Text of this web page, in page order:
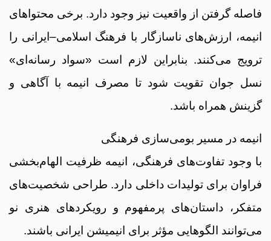
فاصله گرفتن از واقعیت نیز وجود دارد. برخی محتواهای
انیمه، ارزش‌های ناسازگار با فرهنگ اسلامی–ایرانی را
ترویج می‌کنند. بنابراین لازم است «سواد رسانه‌ای»
نسل جوان تقویت شود تا مصرف انیمه با آگاهی و
گزینش همراه باشد.
انیمه در مسیر بومی‌سازی فرهنگی
با وجود تفاوت‌های فرهنگی، انیمه ظرفیت الهام‌بخشی
فراوان برای تولیدات داخلی دارد. طراحی شخصیت‌های
متفکر، داستان‌های پرمفهوم و رویکردهای هنری نو
می‌توانند الگوهایی مؤثر برای انیمیشن ایرانی باشند.